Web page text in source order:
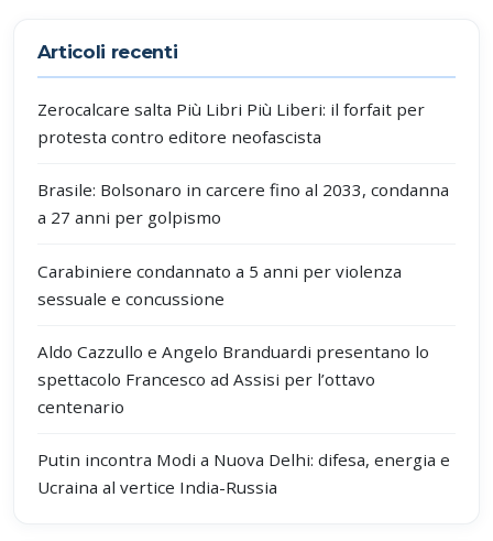
Articoli recenti
Zerocalcare salta Più Libri Più Liberi: il forfait per
protesta contro editore neofascista
Brasile: Bolsonaro in carcere fino al 2033, condanna
a 27 anni per golpismo
Carabiniere condannato a 5 anni per violenza
sessuale e concussione
Aldo Cazzullo e Angelo Branduardi presentano lo
spettacolo Francesco ad Assisi per l’ottavo
centenario
Putin incontra Modi a Nuova Delhi: difesa, energia e
Ucraina al vertice India-Russia